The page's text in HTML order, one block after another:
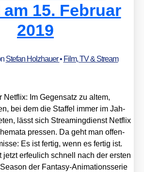
15. Februar
2019
Stefan Holzhauer• Film, TV & Stream
Net­flix: Im Gegen­satz zu altem,
bei dem die Staf­fel immer im Jah­
lässt sich Strea­ming­dienst Net­flix
pres­sen. Da geht man offen­
Es ist fer­tig, wenn es fer­tig ist.
jetzt erfeu­lich schnell nach der ers­ten
der Fan­ta­sy-Ani­ma­ti­ons­se­rie